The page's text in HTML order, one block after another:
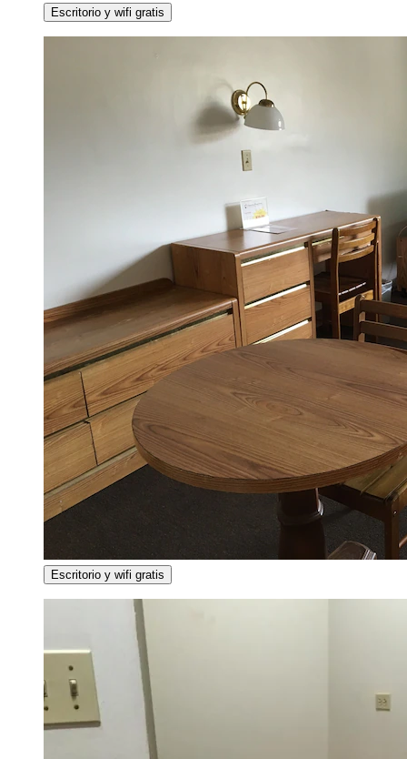
Escritorio y wifi gratis
Escritorio y wifi gratis